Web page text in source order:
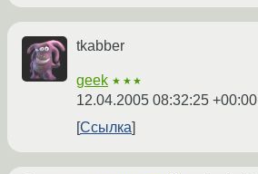
tkabber
geek ★★★
12.04.2005 08:32:25 +00:00
Ссылка